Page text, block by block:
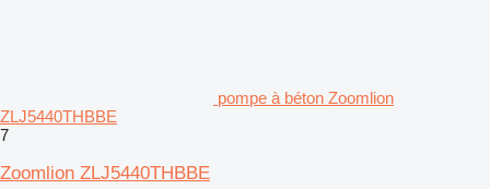
pompe à béton Zoomlion
ZLJ5440THBBE
7
Zoomlion ZLJ5440THBBE